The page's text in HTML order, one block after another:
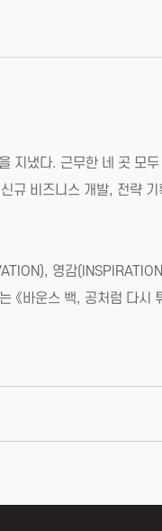
지냈다. 근무한 네 곳 모
규 비즈니스 개발, 전략
영감
바운스 백, 공처럼 다시